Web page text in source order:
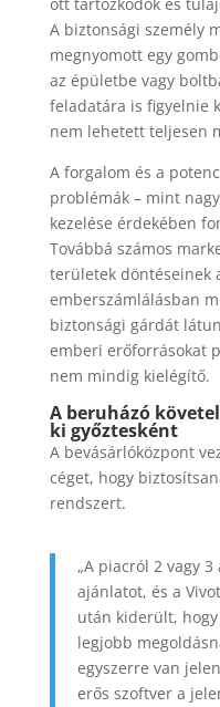
ott tartózkodók és
A biztonsági személy
megnyomott egy
az épületbe vagy
feladatára is figyelnie
nem lehetett teljesen
A forgalom és a
problémák – mint
kezelése érdekében
Továbbá számos
területek döntéseinek
emberszámlálásban
biztonsági gárdát
emberi erőforrásokat
nem mindig kielégítő.
A beruházó
ki győztesként
A bevásárlóközpont
céget, hogy
rendszert.
„A piacról 2 vagy
ajánlatot, és a
után kiderült,
legjobb
egyszerre van
erős szoftver a